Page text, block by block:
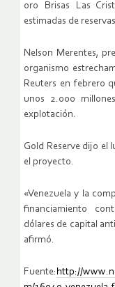
oro Brisas Las
estimadas de
Nelson Merentes,
organismo
Reuters en febrero
unos 2.000
explotación.
Gold Reserve dijo el
el proyecto.
«Venezuela y la
financiamiento
dólares de capital
afirmó.
Fuente: http://